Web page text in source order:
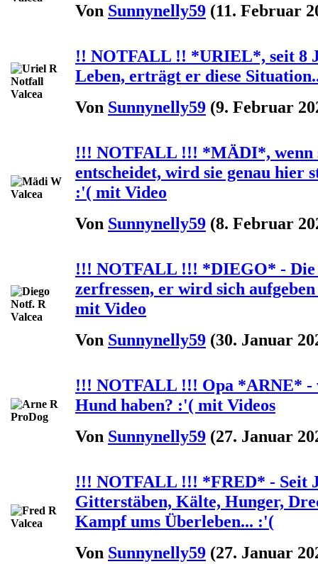
Von Sunnynelly59 (11. Februar
!! NOTFALL !! *URIEL*, seit 8
Leben, erträgt er diese
Von Sunnynelly59 (9. Februar
!!! NOTFALL !!! *MÄDI*, wenn
entscheidet, wird sie genau hier
:'( mit Video
Von Sunnynelly59 (8. Februar
!!! NOTFALL !!! *DIEGO* - Die
zerfressen, er wird sich
mit Video
Von Sunnynelly59 (30. Januar
!!! NOTFALL !!! Opa *ARNE* -
Hund haben? :'( mit Videos
Von Sunnynelly59 (27. Januar
!!! NOTFALL !!! *FRED* - Seit
Gitterstäben, Kälte, Hunger,
Kampf ums Überleben... :'(
Von Sunnynelly59 (27. Januar